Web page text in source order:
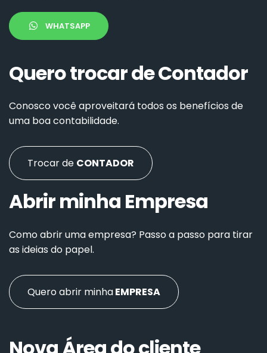
WHATSAPP
Quero trocar de Contador
Conosco você aproveitará todos os benefícios de
uma boa contabilidade.
Trocar de CONTADOR
Abrir minha Empresa
Como abrir uma empresa? Passo a passo para tirar
as ideias do papel.
Quero abrir minhaEMPRESA